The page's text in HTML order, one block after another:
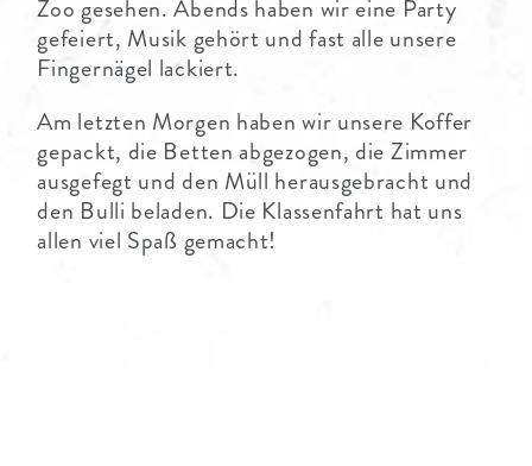
Zoo gesehen. Abends haben wir eine Party
gefeiert, Musik gehört und fast alle unsere
Fingernägel lackiert.
Am letzten Morgen haben wir unsere Koffer
gepackt, die Betten abgezogen, die Zimmer
ausgefegt und den Müll herausgebracht und
den Bulli beladen. Die Klassenfahrt hat uns
allen viel Spaß gemacht!